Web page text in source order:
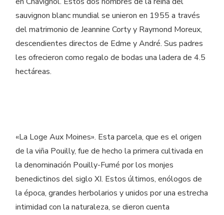
sauvignon blanc mundial se unieron en 1955 a través
del matrimonio de Jeannine Corty y Raymond Moreux,
descendientes directos de Edme y André. Sus padres
les ofrecieron como regalo de bodas una ladera de 4.5
hectáreas.
«La Loge Aux Moines». Esta parcela, que es el origen
de la viña Pouilly, fue de hecho la primera cultivada en
la denominación Pouilly-Fumé por los monjes
benedictinos del siglo XI. Estos últimos, enólogos de
la época, grandes herbolarios y unidos por una estrecha
intimidad con la naturaleza, se dieron cuenta